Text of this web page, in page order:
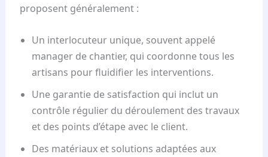
proposent généralement :
Un interlocuteur unique, souvent appelé
manager de chantier, qui coordonne tous les
artisans pour fluidifier les interventions.
Une garantie de satisfaction qui inclut un
contrôle régulier du déroulement des travaux
et des points d’étape avec le client.
Des matériaux et solutions adaptées aux